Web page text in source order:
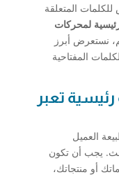
المتعلقة
لمحركات
نستعرض أبرز
المفتاحية
تعبر
العميل
يجب أن تكون
أو منتجاتك،